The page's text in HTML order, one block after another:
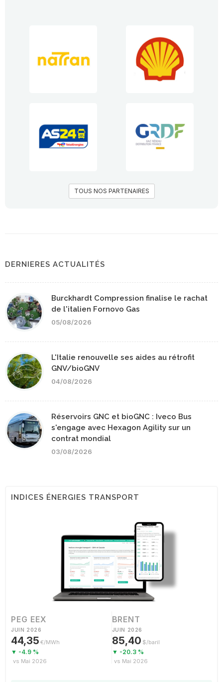
TOUS NOS PARTENAIRES
DERNIERES ACTUALITÉS
Burckhardt Compression finalise le rachat
de l'italien Fornovo Gas
05/08/2026
L'Italie renouvelle ses aides au rétrofit
GNV/bioGNV
04/08/2026
Réservoirs GNC et bioGNC : Iveco Bus
s'engage avec Hexagon Agility sur un
contrat mondial
03/08/2026
INDICES ÉNERGIES TRANSPORT
PEG EEX
JUIN 2026
44,35 €/MWh
▼ -4.9 %
vs Mai 2026
BRENT
JUIN 2026
85,40 $/baril
▼ -20.3 %
vs Mai 2026